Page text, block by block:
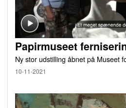
Papirmuseet
Ny stor udstilling åbnet på Museet
10-11-2021